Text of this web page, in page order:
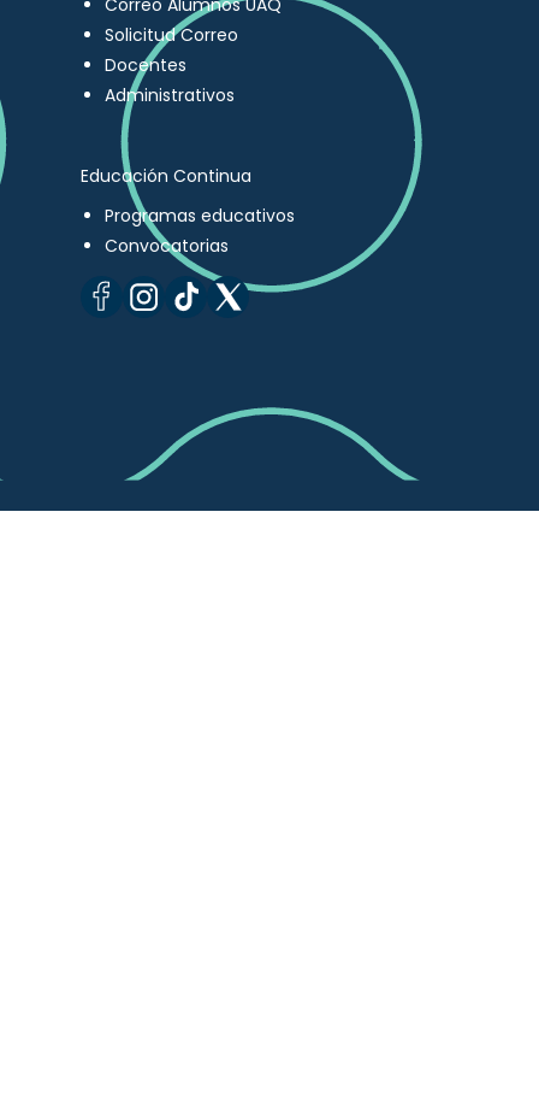
Correo Alumnos UAQ
Solicitud Correo
Docentes
Administrativos
Educación Continua
Programas educativos
Convocatorias